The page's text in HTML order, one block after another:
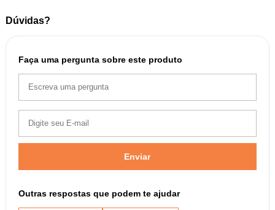
Dúvidas?
Faça uma pergunta sobre este produto
Enviar
Outras respostas que podem te ajudar